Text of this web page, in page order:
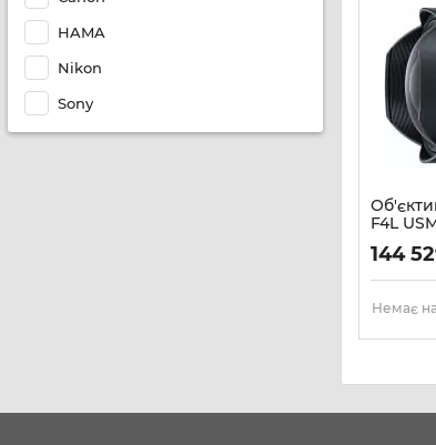
HAMA
Nikon
Sony
F4L
Артикул:
144
Немає